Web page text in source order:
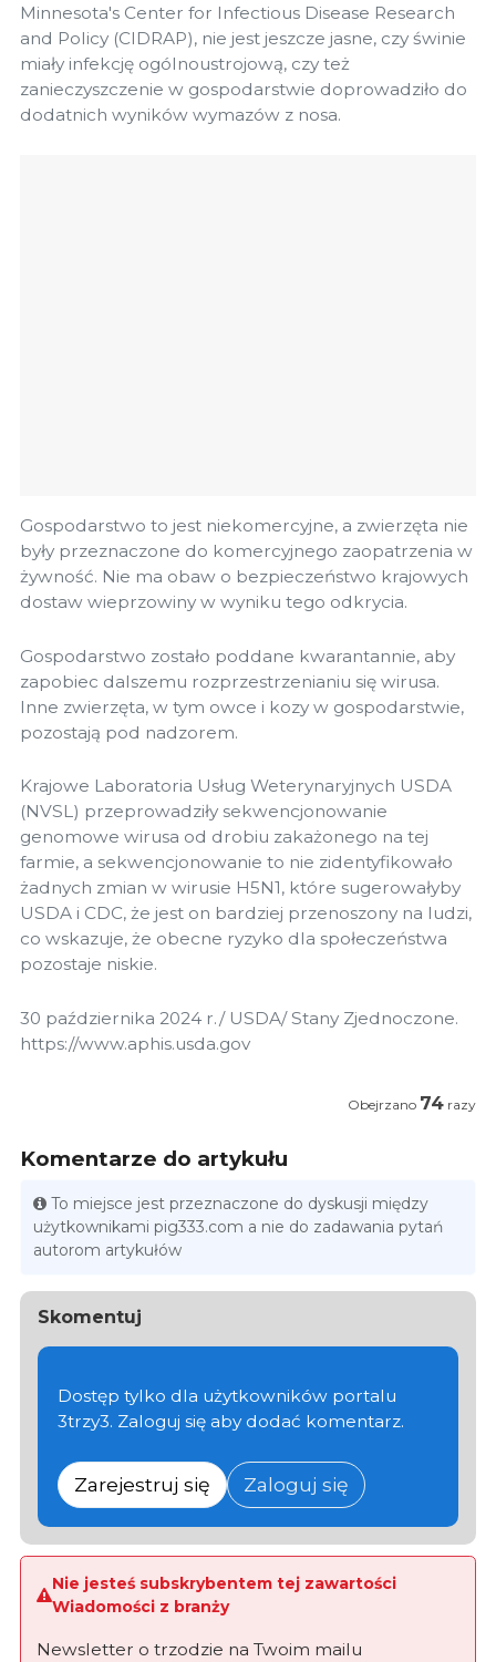
Minnesota's Center for Infectious Disease Research
and Policy (CIDRAP), nie jest jeszcze jasne, czy świnie
miały infekcję ogólnoustrojową, czy też
zanieczyszczenie w gospodarstwie doprowadziło do
dodatnich wyników wymazów z nosa.
Gospodarstwo to jest niekomercyjne, a zwierzęta nie
były przeznaczone do komercyjnego zaopatrzenia w
żywność. Nie ma obaw o bezpieczeństwo krajowych
dostaw wieprzowiny w wyniku tego odkrycia.
Gospodarstwo zostało poddane kwarantannie, aby
zapobiec dalszemu rozprzestrzenianiu się wirusa.
Inne zwierzęta, w tym owce i kozy w gospodarstwie,
pozostają pod nadzorem.
Krajowe Laboratoria Usług Weterynaryjnych USDA
(NVSL) przeprowadziły sekwencjonowanie
genomowe wirusa od drobiu zakażonego na tej
farmie, a sekwencjonowanie to nie zidentyfikowało
żadnych zmian w wirusie H5N1, które sugerowałyby
USDA i CDC, że jest on bardziej przenoszony na ludzi,
co wskazuje, że obecne ryzyko dla społeczeństwa
pozostaje niskie.
30 października 2024 r./ USDA/ Stany Zjednoczone.
https://www.aphis.usda.gov
Obejrzano 74 razy
Komentarze do artykułu
To miejsce jest przeznaczone do dyskusji między
użytkownikami pig333.com a nie do zadawania pytań
autorom artykułów
Skomentuj
Dostęp tylko dla użytkowników portalu
3trzy3. Zaloguj się aby dodać komentarz.
Zarejestruj się Zaloguj się
Nie jesteś subskrybentem tej zawartości
Wiadomości z branży
Newsletter o trzodzie na Twoim mailu